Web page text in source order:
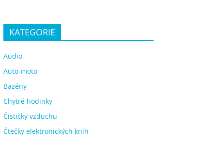
KATEGORIE
Audio
Auto-moto
Bazény
Chytré hodinky
Čističky vzduchu
Čtečky elektronických knih